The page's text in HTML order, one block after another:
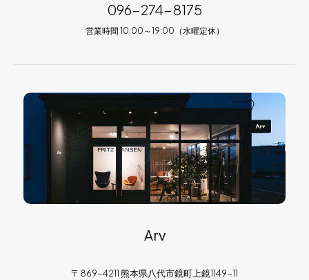
096-274-8175
営業時間 10:00～19:00（水曜定休）
Arv
〒869-4211 熊本県八代市鏡町上鏡1149-11